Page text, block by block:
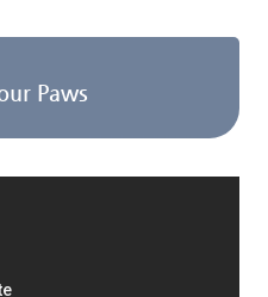
Paws